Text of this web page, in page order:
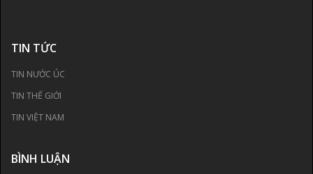
TIN TỨC
TIN NƯỚC ÚC
TIN THẾ GIỚI
TIN VIỆT NAM
BÌNH LUẬN